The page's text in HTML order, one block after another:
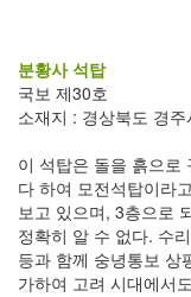
분황사 석탑
국보 제30호
소재지 : 경상북도 경
이 석탑은 돌을 흙으로
다 하여 모전석탑이라
보고 있으며, 3층으로
정확히 알 수 없다. 수
등과 함께 숭녕통보 상
가하여 고려 시대에서